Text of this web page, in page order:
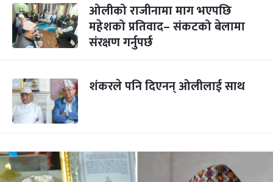
ओलीको राजीनामा माग भएपछि
महेशको प्रतिवाद– संकटको बेलामा
संरक्षण गर्नुपर्छ
शंकरले पनि दिएनन् ओलीलाई साथ